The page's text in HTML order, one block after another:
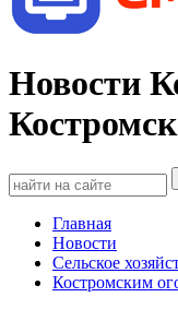
Новости
Главная
Новости
Сельское
Костромским